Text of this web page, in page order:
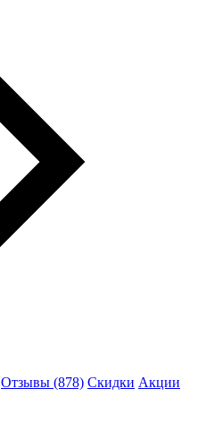
Отзывы (878) Скидки Акции